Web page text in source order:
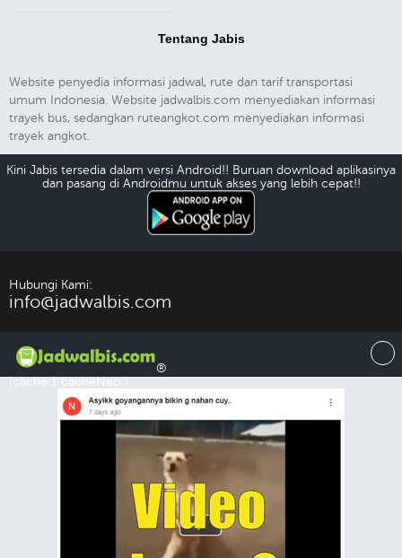
Tentang Jabis
Website penyedia informasi jadwal, rute dan tarif transportasi
umum Indonesia. Website jadwalbis.com menyediakan informasi
trayek bus, sedangkan ruteangkot.com menyediakan informasi
trayek angkot.
Kini Jabis tersedia dalam versi Android!! Buruan download aplikasinya
dan pasang di Androidmu untuk akses yang lebih cepat!!
Hubungi Kami:
info@jadwalbis.com
®
(cache:1 cacheNeo:)